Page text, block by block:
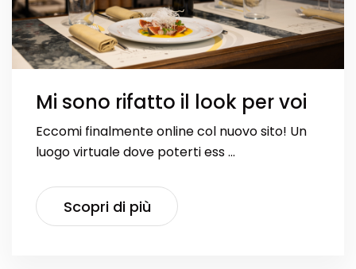
Mi sono rifatto il look per voi
Eccomi finalmente online col nuovo sito! Un
luogo virtuale dove poterti ess …
Scopri di più